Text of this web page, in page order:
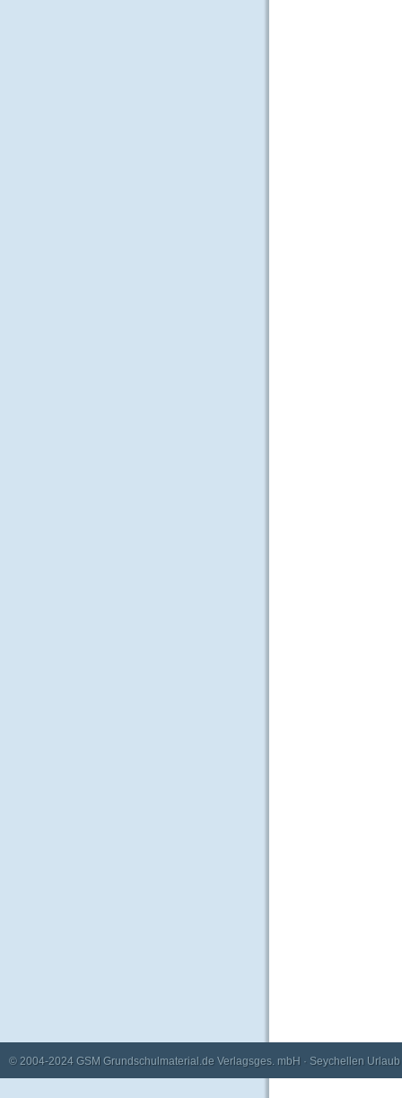
© 2004-2024 GSM Grundschulmaterial.de Verlagsges. mbH · Seychellen Urlaub